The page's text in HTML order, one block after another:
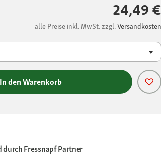
24,49 €
alle Preise inkl. MwSt. zzgl.Versandkosten
In den Warenkorb
durchFressnapf Partner